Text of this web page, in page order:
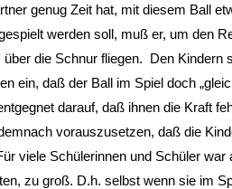
genug Zeit hat, mit diesem Ball
werden soll, muß er, um den
die Schnur fliegen. Den Kindern
ein, daß der Ball im Spiel doch
darauf, daß ihnen die Kraft
vorauszusetzen, daß die
viele Schülerinnen und Schüler
zu groß. D.h. selbst wenn sie im